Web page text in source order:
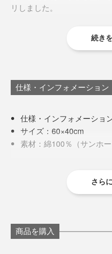
バスマットとしてだけでな
いてもサマになります。
新品のうちだけふわふわ柔
い心地。“育つ”タオルなので
そもそも油分をが含み、そ
綿。油分や不純物を、いか
『SHUTTLE1963』では、
ソーダは使用せず、綿・人
『SHUTTLE1963』は、「わ
糸を作る段階で、色味の
で、あえて不揃い感を演
1本の糸の中に色が混ざっ
『SHUTTLE1963』のため
リしました。
個人的にはバスマットにひと
なか買いたいと思えるもの
のシックでいてモダンな柄
続き
仕様・インフォメーション
仕様・インフォメーショ
サイズ：60×40cm
素材：綿100％（サンホー
ぐため、洗濯ネットのご
さら
商品を購入